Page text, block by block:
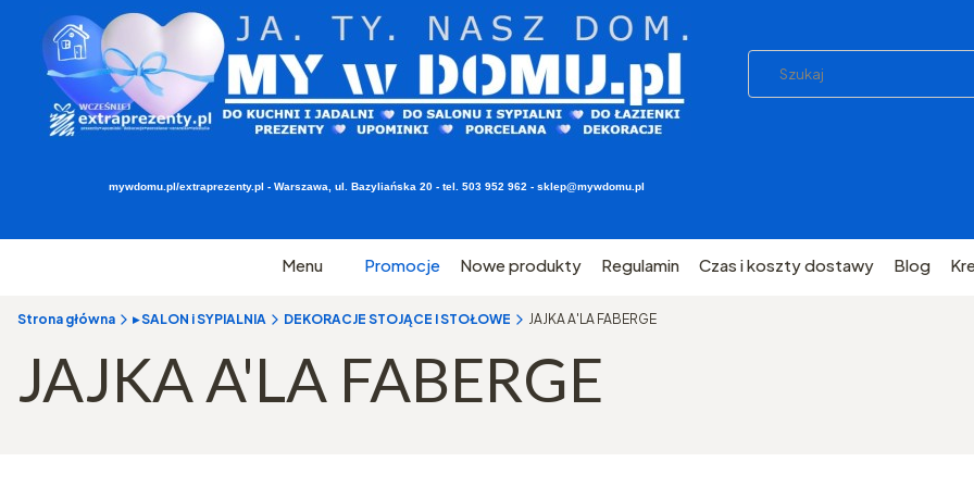
mywdomu.pl/extraprezenty.pl - Warszawa, ul. Bazyliańska 20 - tel. 503 952 962 - sklep@mywdomu.pl
Menu Promocje Nowe produkty Regulamin Czas i koszty dostawy Blog
Strona główna ▸ SALON i SYPIALNIA DEKORACJE STOJĄCE I STOŁOWE JAJKA A'LA FABERGE
JAJKA A'LA FABERGE